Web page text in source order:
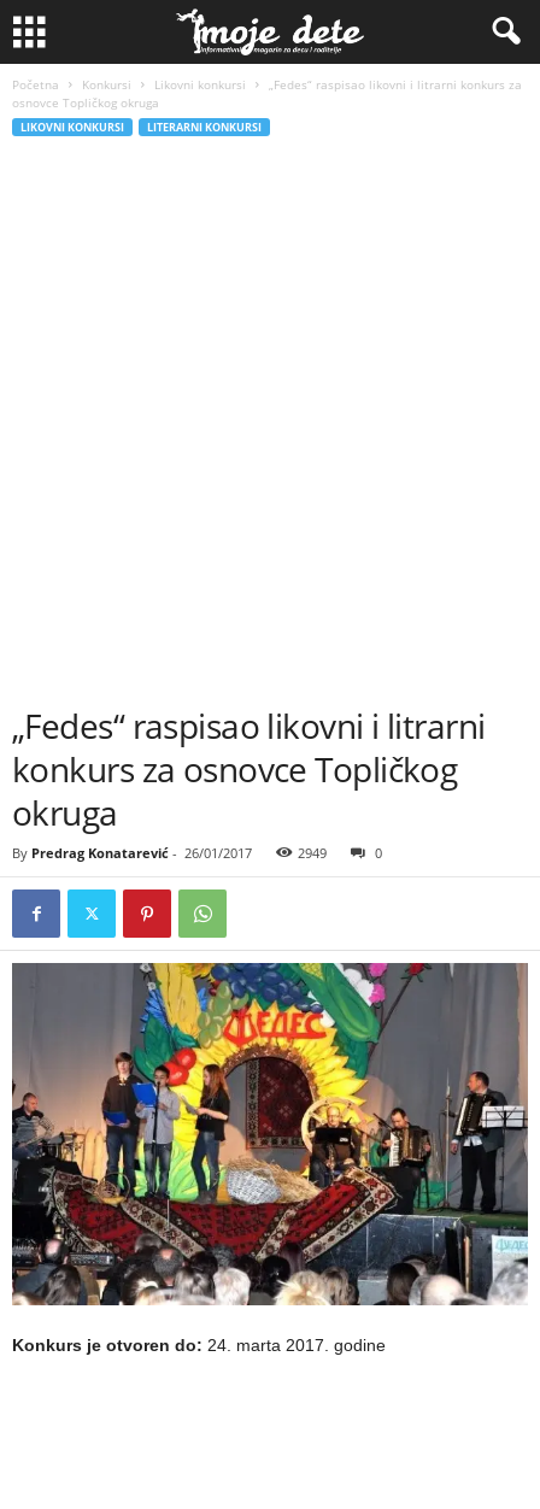
Početna Konkursi Likovni konkursi
„Fedes“ raspisao likovni i litrarni konkurs za
osnovce Topličkog okruga
LIKOVNI KONKURSI LITERARNI KONKURSI
„Fedes“ raspisao likovni i litrarni
konkurs za osnovce Topličkog
okruga
By Predrag Konatarević - 26/01/2017 2949 0
Konkurs je otvoren do: 24. marta 2017. godine